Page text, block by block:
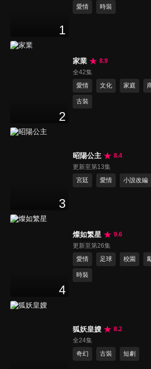
1
愛情
時裝
2
家業
8.9
全42集
愛情
文化 家庭
古裝
3
昭陽公主
8.4
更新至第13集
宮廷
愛情 小說改編
4
燦如繁星
9.6
更新至第26集
愛情
足球 校園
時裝
狐妖皇嫂
8.2
全24集
奇幻
古裝 短劇